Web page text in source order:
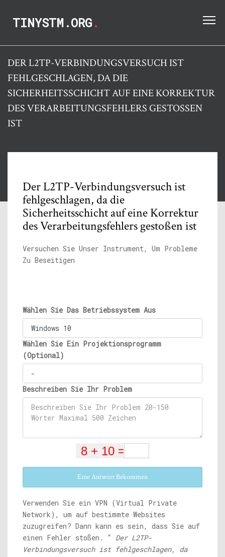
TINYSTM.ORG.
DER L2TP-VERBINDUNGSVERSUCH IST
FEHLGESCHLAGEN, DA DIE
SICHERHEITSSCHICHT AUF EINE KORREKTUR
DES VERARBEITUNGSFEHLERS GESTOSSEN I
ST
Der L2TP-Verbindungsversuch ist
fehlgeschlagen, da die
Sicherheitsschicht auf eine Korrektur
des Verarbeitungsfehlers gestoßen ist
Versuchen Sie Unser Instrument, Um Probleme
Zu Beseitigen
Wählen Sie Das Betriebssystem Aus
Wählen Sie Ein Projektionsprogramm
(Optional)
Beschreiben Sie Ihr Problem
Eine Antwort Bekommen
Verwenden Sie ein VPN (Virtual Private
Network), um auf bestimmte Websites
zuzugreifen? Dann kann es sein, dass Sie auf
einen Fehler stoßen. “ Der L2TP-
Verbindungsversuch ist fehlgeschlagen, da